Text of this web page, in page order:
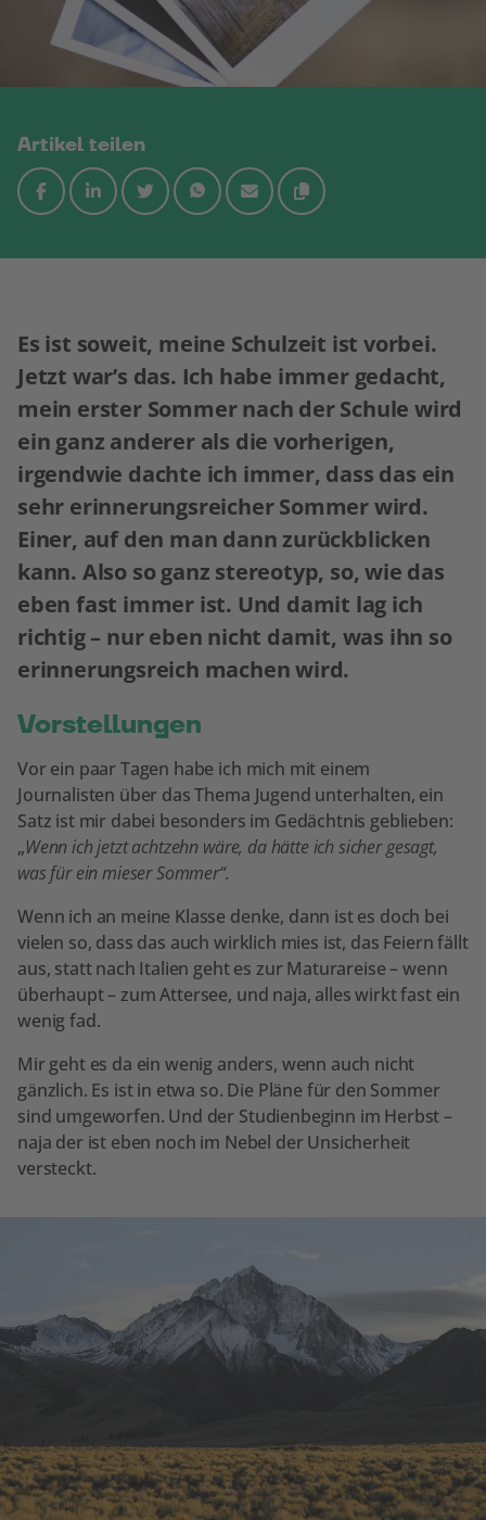
Artikel teilen
Es ist soweit, meine Schulzeit ist vorbei.
Jetzt war’s das. Ich habe immer gedacht,
mein erster Sommer nach der Schule wird
ein ganz anderer als die vorherigen,
irgendwie dachte ich immer, dass das ein
sehr erinnerungsreicher Sommer wird.
Einer, auf den man dann zurückblicken
kann. Also so ganz stereotyp, so, wie das
eben fast immer ist. Und damit lag ich
richtig – nur eben nicht damit, was ihn so
erinnerungsreich machen wird.
Vorstellungen
Vor ein paar Tagen habe ich mich mit einem
Journalisten über das Thema Jugend unterhalten, ein
Satz ist mir dabei besonders im Gedächtnis geblieben:
„Wenn ich jetzt achtzehn wäre, da hätte ich sicher gesagt,
was für ein mieser Sommer“.
Wenn ich an meine Klasse denke, dann ist es doch bei
vielen so, dass das auch wirklich mies ist, das Feiern fällt
aus, statt nach Italien geht es zur Maturareise – wenn
überhaupt – zum Attersee, und naja, alles wirkt fast ein
wenig fad.
Mir geht es da ein wenig anders, wenn auch nicht
gänzlich. Es ist in etwa so. Die Pläne für den Sommer
sind umgeworfen. Und der Studienbeginn im Herbst –
naja der ist eben noch im Nebel der Unsicherheit
versteckt.